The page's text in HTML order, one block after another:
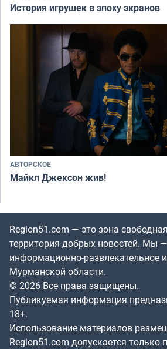
История игрушек в эпоху экранов
АВТОРСКОЕ
Майкл Джексон жив!
Region51.com — это зона
территория добрых новостей. Мы
информационно-развлекательное
Мурманской области.
© 2026 Все права защищены.
Публикуемая информация
18+.
Использование материалов
Region51.com допускается только